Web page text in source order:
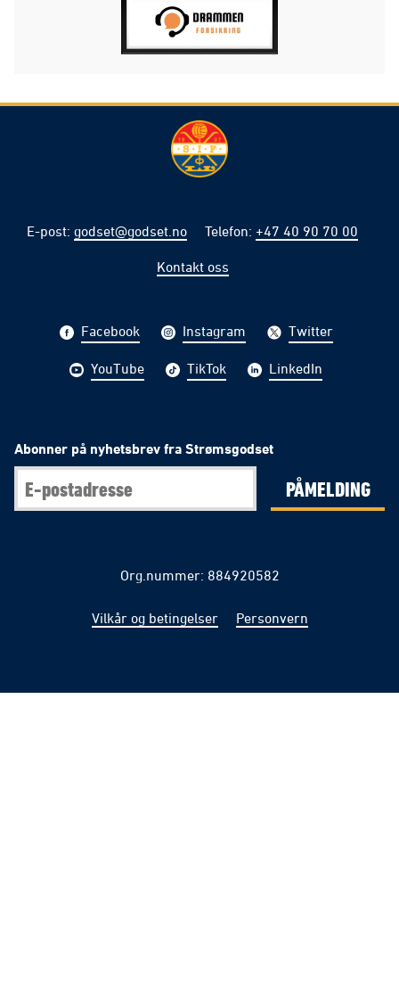
E-post: godset@godset.no Telefon: +47 40 90 70 00
Kontakt oss
Facebook Instagram Twitter
YouTube TikTok LinkedIn
Abonner på nyhetsbrev fra Strømsgodset
PÅMELDING
Org.nummer: 884920582
Vilkår og betingelser Personvern